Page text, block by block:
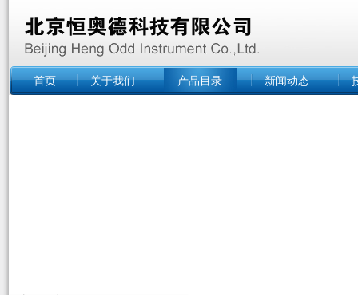
首页 关于我们 产品目录 新闻动态